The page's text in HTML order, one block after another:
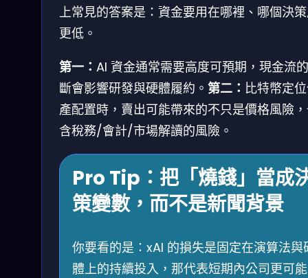
上常見的答案是：資金要用在哪裡、哪個決
更低。
第一： AI 資金通常需要高度可預期，現金流
斷會影響研發與硬體履約。 第二： 比特幣定
產配置時，賣出可能帶來的不只是價格風險
含稅務/會計/市場解讀的風險。
Pro Tip：把「燒錢」當成
策變數，而不是新聞背景
你要看的是：xAI 的損失是固定在演算法與
體上的持續投入，那代表短期內公司更可能